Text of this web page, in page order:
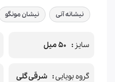
نیشانه آنی نیشان مونگو
سایز 50 میل
گروه بویایی شرقی گلی